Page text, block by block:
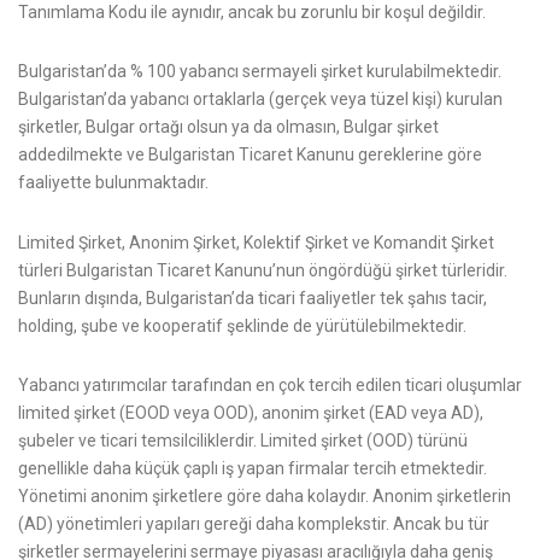
Tanımlama Kodu ile aynıdır, ancak bu zorunlu bir koşul değildir.
Bulgaristan’da % 100 yabancı sermayeli şirket kurulabilmektedir.
Bulgaristan’da yabancı ortaklarla (gerçek veya tüzel kişi) kurulan
şirketler, Bulgar ortağı olsun ya da olmasın, Bulgar şirket
addedilmekte ve Bulgaristan Ticaret Kanunu gereklerine göre
faaliyette bulunmaktadır.
Limited Şirket, Anonim Şirket, Kolektif Şirket ve Komandit Şirket
türleri Bulgaristan Ticaret Kanunu’nun öngördüğü şirket türleridir.
Bunların dışında, Bulgaristan’da ticari faaliyetler tek şahıs tacir,
holding, şube ve kooperatif şeklinde de yürütülebilmektedir.
Yabancı yatırımcılar tarafından en çok tercih edilen ticari oluşumlar
limited şirket (EOOD veya OOD), anonim şirket (EAD veya AD),
şubeler ve ticari temsilciliklerdir. Limited şirket (OOD) türünü
genellikle daha küçük çaplı iş yapan firmalar tercih etmektedir.
Yönetimi anonim şirketlere göre daha kolaydır. Anonim şirketlerin
(AD) yönetimleri yapıları gereği daha komplekstir. Ancak bu tür
şirketler sermayelerini sermaye piyasası aracılığıyla daha geniş